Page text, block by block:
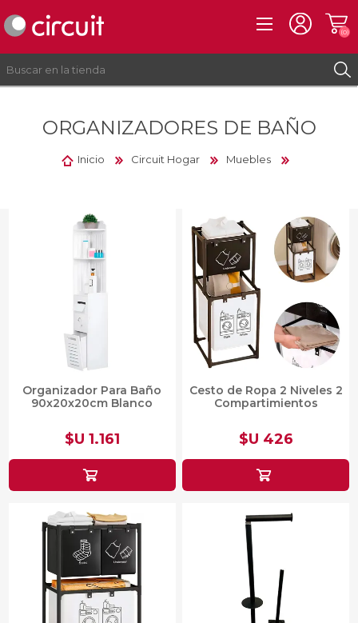
REGISTRO
INICIAR SESIÓN
(0)
ORGANIZADORES DE BAÑO
Inicio Circuit Hogar Muebles
Organizador Para Baño
90x20x20cm Blanco
$U 1.161
Cesto de Ropa 2 Niveles 2
Compartimientos
$U 426